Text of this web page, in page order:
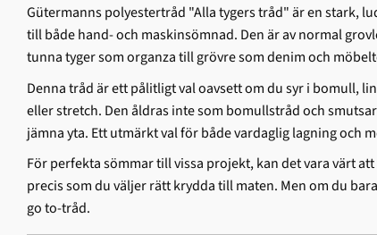
Gütermanns polyestertråd "Alla tygers tråd" är en stark,
till både hand- och maskinsömnad. Den är av normal
tunna tyger som organza till grövre som denim och
Denna tråd är ett pålitligt val oavsett om du syr i bomull,
eller stretch. Den åldras inte som bomullstråd och
jämna yta. Ett utmärkt val för både vardaglig lagning och
För perfekta sömmar till vissa projekt, kan det vara värt
precis som du väljer rätt krydda till maten. Men om du
go to-tråd.